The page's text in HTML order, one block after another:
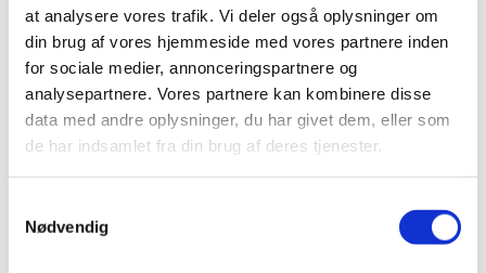
at analysere vores trafik. Vi deler også oplysninger om
din brug af vores hjemmeside med vores partnere inden
for sociale medier, annonceringspartnere og
analysepartnere. Vores partnere kan kombinere disse
data med andre oplysninger, du har givet dem, eller som
de har indsamlet fra din brug af deres tjenester.
Nødvendig
Kommer i en praktisk størrelse og er til at knække
over til mindre stykker, hvis det er ønsket.
Sammensætning:
Græsmel, æblefibre, lakridsrod, honning.
Analytiske bestanddele: